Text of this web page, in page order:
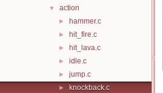
▼ action
► hammer.c
► hit_fire.c
► hit_lava.c
► idle.c
► jump.c
► knockback.c